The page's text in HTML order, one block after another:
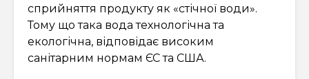
сприйняття продукту як «стічної води».
Тому що така вода технологічна та
екологічна, відповідає високим
санітарним нормам ЄС та США.